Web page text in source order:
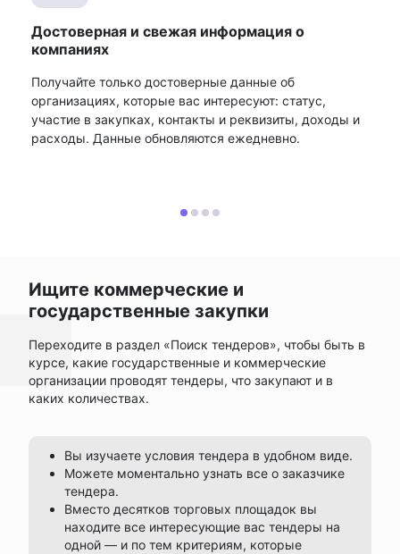
Достоверная и свежая информация о
компаниях
Получайте только достоверные данные об
организациях, которые вас интересуют: статус,
участие в закупках, контакты и реквизиты, доходы и
расходы. Данные обновляются ежедневно.
Ищите коммерческие и
государственные закупки
Переходите в раздел «Поиск тендеров», чтобы быть в
курсе, какие государственные и коммерческие
организации проводят тендеры, что закупают и в
каких количествах.
Вы изучаете условия тендера в удобном виде.
Можете моментально узнать все о заказчике
тендера.
Вместо десятков торговых площадок вы
находите все интересующие вас тендеры на
одной — и по тем критериям, которые